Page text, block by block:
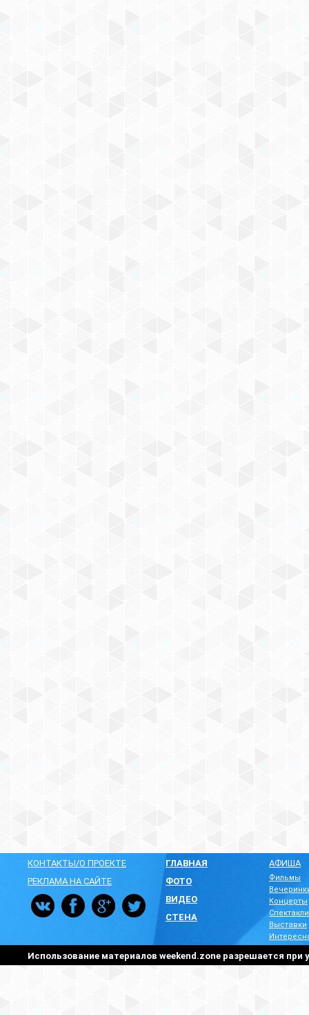
КОНТАКТЫ/О ПРОЕКТЕ
РЕКЛАМА НА САЙТЕ
ГЛАВНАЯ
ФОТО
ВИДЕО
СТЕНА
АФИША
Фильмы
Концерты
Спектакли
Выставки
Использование материалов weekend.zone разрешается